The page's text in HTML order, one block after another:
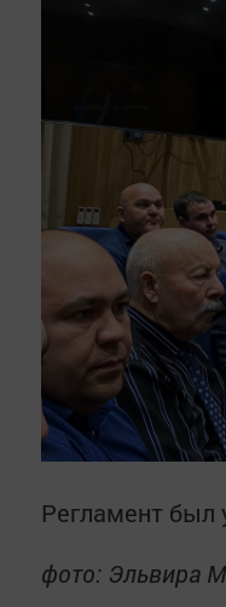
Регламент был
фото: Эльвира